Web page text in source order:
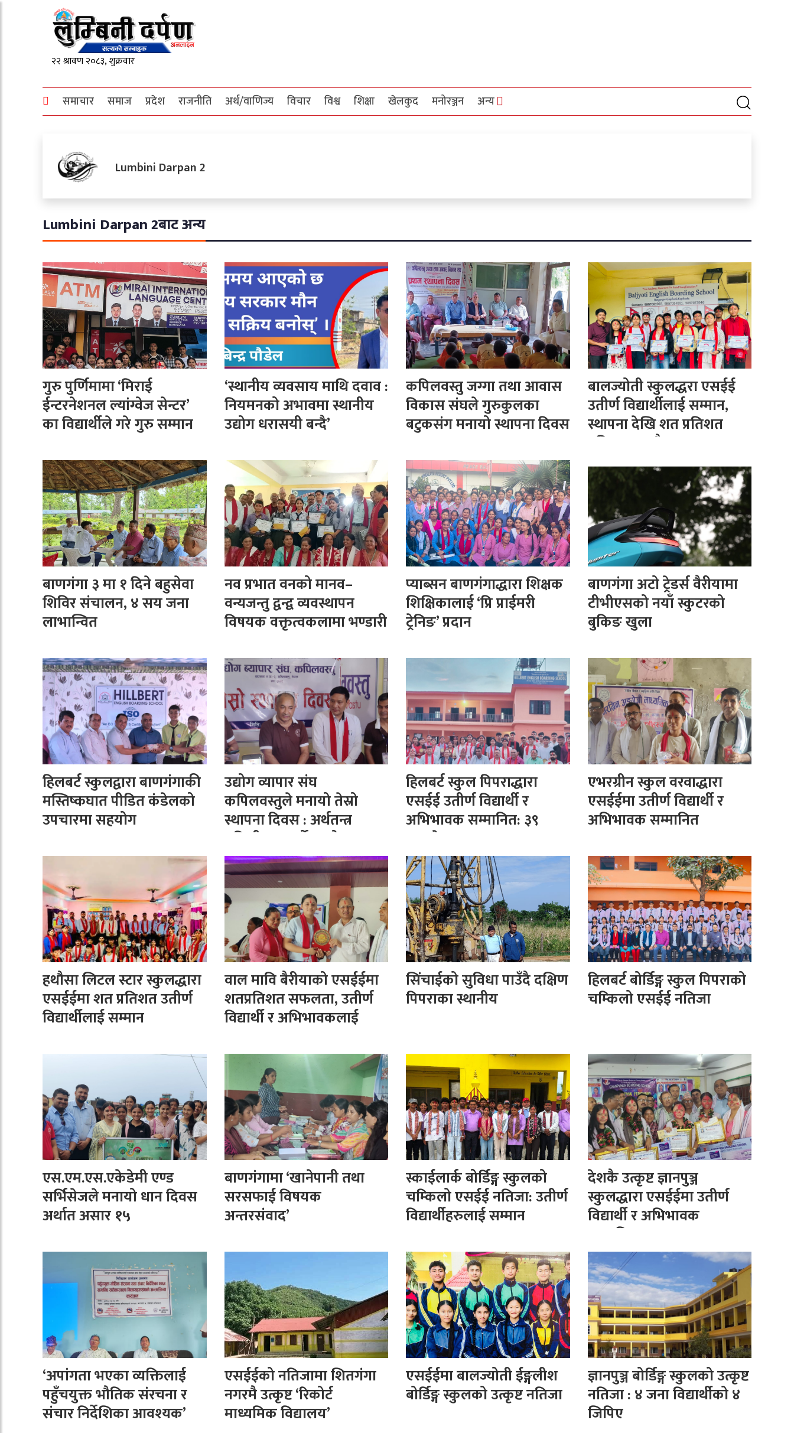
समाचार समाज प्रदेश राजनीति अर्थ/वाणिज्य विचार विश्व शिक्षा खेलकुद मनोरञ्जन अन्य
Lumbini Darpan 2
Lumbini Darpan 2बाट अन्य
गुरु पुर्णिमामा ‘मिराई
ईन्टरनेशनल ल्यांग्वेज सेन्टर’
का विद्यार्थीले गरे गुरु सम्मान
‘स्थानीय व्यवसाय माथि दवाव :
नियमनको अभावमा स्थानीय
उद्योग धरासयी बन्दै’
कपिलवस्तु जग्गा तथा आवास
विकास संघले गुरुकुलका
बटुकसंग मनायो स्थापना दिवस
बालज्योती स्कुलद्धरा एसईई
उतीर्ण विद्यार्थीलाई सम्मान,
स्थापना देखि शत प्रतिशत
नतिजा कायमै
बाणगंगा ३ मा १ दिने बहुसेवा
शिविर संचालन, ४ सय जना
लाभान्वित
नव प्रभात वनको मानव–
वन्यजन्तु द्वन्द्व व्यवस्थापन
विषयक वक्तृत्वकलामा भण्डारी
प्याब्सन बाणगंगाद्धारा शिक्षक
शिक्षिकालाई ‘प्रि प्राईमरी
ट्रेनिङ’ प्रदान
बाणगंगा अटो ट्रेडर्स वैरीयामा
टीभीएसको नयाँ स्कुटरको
बुकिङ खुला
हिलबर्ट स्कुलद्वारा बाणगंगाकी
मस्तिष्कघात पीडित कंडेलको
उपचारमा सहयोग
उद्योग व्यापार संघ
कपिलवस्तुले मनायो तेस्रो
स्थापना दिवस : अर्थतन्त्र
गतिशील हुनुपर्नेमा जोड
हिलबर्ट स्कुल पिपराद्धारा
एसईई उतीर्ण विद्यार्थी र
अभिभावक सम्मानित: ३९
जनाले ल्याए ‘ए प्लस’
एभरग्रीन स्कुल वरवाद्धारा
एसईईमा उतीर्ण विद्यार्थी र
अभिभावक सम्मानित
हथौसा लिटल स्टार स्कुलद्धारा
एसईईमा शत प्रतिशत उतीर्ण
विद्यार्थीलाई सम्मान
वाल मावि बैरीयाको एसईईमा
शतप्रतिशत सफलता, उतीर्ण
विद्यार्थी र अभिभावकलाई
सिंचाईको सुविधा पाउँदै दक्षिण
पिपराका स्थानीय
हिलबर्ट बोर्डिङ्ग स्कुल पिपराको
चम्किलो एसईई नतिजा
एस.एम.एस.एकेडेमी एण्ड
सर्भिसेजले मनायो धान दिवस
अर्थात असार १५
बाणगंगामा ‘खानेपानी तथा
सरसफाई विषयक
अन्तरसंवाद’
स्काईलार्क बोर्डिङ्ग स्कुलको
चम्किलो एसईई नतिजा: उतीर्ण
विद्यार्थीहरुलाई सम्मान
देशकै उत्कृष्ट ज्ञानपुञ्ज
स्कुलद्धारा एसईईमा उतीर्ण
विद्यार्थी र अभिभावक
सम्मानित
‘अपांगता भएका व्यक्तिलाई
पहुँचयुक्त भौतिक संरचना र
संचार निर्देशिका आवश्यक’
एसईईको नतिजामा शितगंगा
नगरमै उत्कृष्ट ‘रिकोर्ट
माध्यमिक विद्यालय’
एसईईमा बालज्योती ईङ्गलीश
बोर्डिङ्ग स्कुलको उत्कृष्ट नतिजा
ज्ञानपुञ्ज बोर्डिङ्ग स्कुलको उत्कृष्ट
नतिजा : ४ जना विद्यार्थीको ४
जिपिए